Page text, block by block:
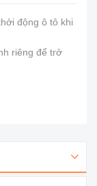
động ô tô khi
riêng để trở